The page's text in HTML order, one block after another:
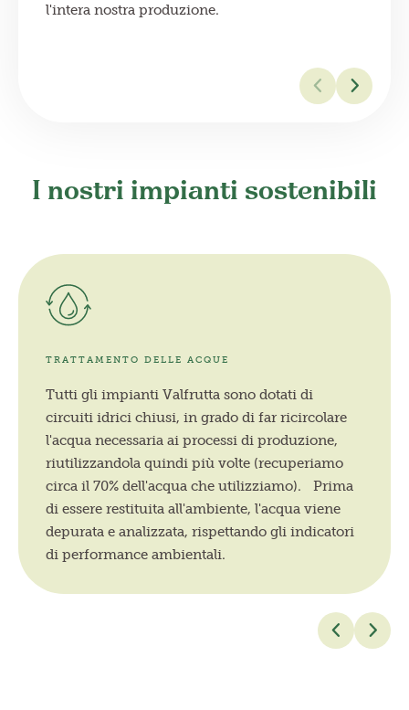
l'intera nostra produzione.
I nostri impianti sostenibili
TRATTAMENTO DELLE ACQUE
Tutti gli impianti Valfrutta sono dotati di
circuiti idrici chiusi, in grado di far ricircolare
l'acqua necessaria ai processi di produzione,
riutilizzandola quindi più volte (recuperiamo
circa il 70% dell'acqua che utilizziamo). Prima
di essere restituita all'ambiente, l'acqua viene
depurata e analizzata, rispettando gli indicatori
di performance ambientali.